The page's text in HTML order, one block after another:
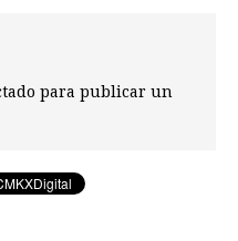
para publicar un